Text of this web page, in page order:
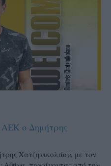
ΑΕΚ ο Δημήτρης
Χατζηνικολάου, με τον